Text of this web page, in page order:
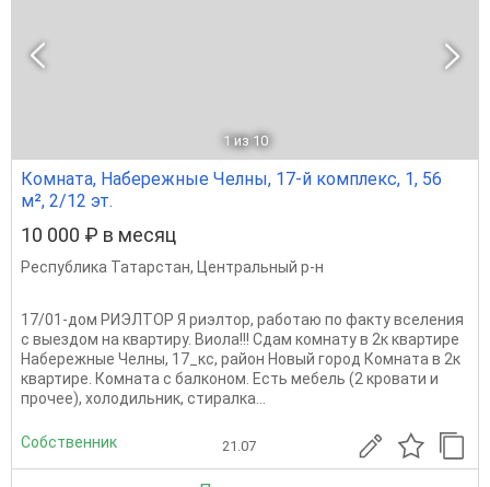
1 из 10
Комната, Набережные Челны, 17-й комплекс, 1, 56
м², 2/12 эт.
10 000 ₽ в месяц
Республика Татарстан, Центральный р-н
17/01-дом РИЭЛТОР Я риэлтор, работаю по факту вселения
с выездом на квартиру. Виола!!! Сдам комнату в 2к квартире
Набережные Челны, 17_кс, район Новый город Комната в 2к
квартире. Комната с балконом. Есть мебель (2 кровати и
прочее), холодильник, стиралка...
Собственник 21.07